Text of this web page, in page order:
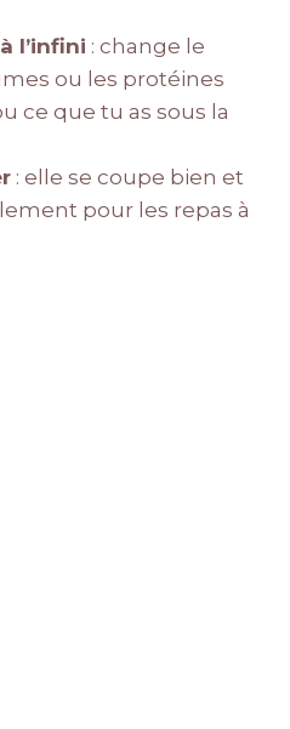
l’infini : change le
ou les protéines
ce que tu as sous la
: elle se coupe bien et
pour les repas à